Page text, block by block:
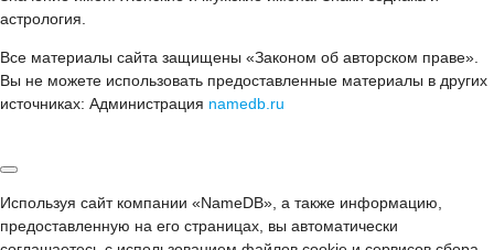
астрология.
Все материалы сайта защищены «Законом об авторском праве».
Вы не можете использовать предоставленные материалы в других
источниках: Администрация namedb.ru
Используя сайт компании «NameDB», а также информацию,
предоставленную на его страницах, вы автоматически